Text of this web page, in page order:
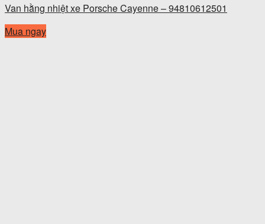
Van hằng nhiệt xe Porsche Cayenne – 94810612501
Mua ngay